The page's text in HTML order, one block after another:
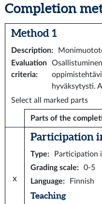
Completion
Method 1
Description:
Evaluation
criteria:
hyväksytysti.
Select all marked parts
Parts of the
x
Participation
Type:
Participation
Grading scale:
0-5
Language: Finnish
Teaching